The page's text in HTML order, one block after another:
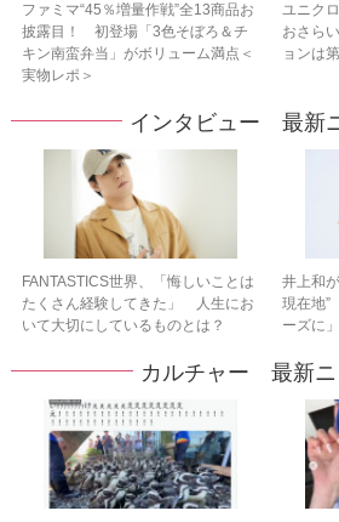
ファミマ“45％増量作戦”全13商品お
披露目！ 初登場「3色そぼろ＆チ
キン南蛮弁当」がボリューム満点＜
実物レポ＞
ユニク
おさら
ョンは
インタビュー 最新
FANTASTICS世界、「悔しいことは
たくさん経験してきた」 人生にお
いて大切にしているものとは？
井上和
現在地”
ーズに」
カルチャー 最新ニ